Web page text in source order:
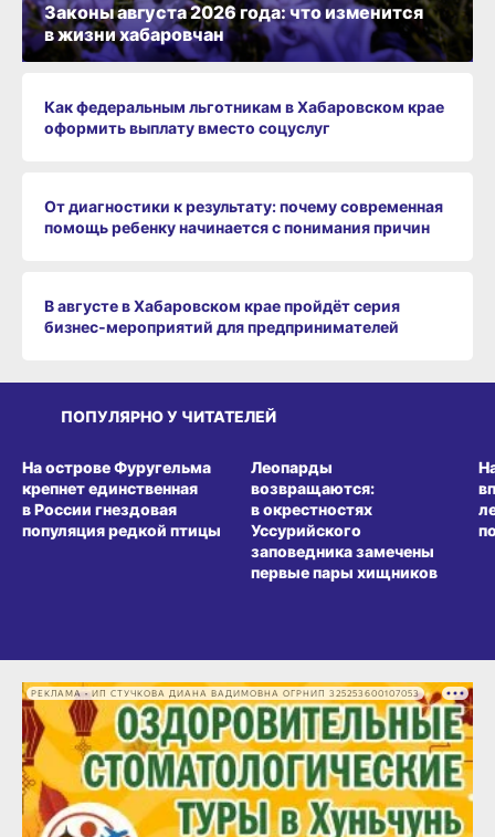
Как федеральным льготникам в Хабаровском крае
оформить выплату вместо соцуслуг
От диагностики к результату: почему современная
помощь ребенку начинается с понимания причин
В августе в Хабаровском крае пройдёт серия
бизнес‑мероприятий для предпринимателей
Законы августа 2026 года: что изменится
в жизни хабаровчан
ПОПУЛЯРНО У ЧИТАТЕЛЕЙ
На острове Фуругельма
крепнет единственная
в России гнездовая
популяция редкой птицы
Леопарды
возвращаются:
в окрестностях
Уссурийского
заповедника замечены
первые пары хищников
РЕКЛАМА • ИП СТУЧКОВА ДИАНА ВАДИМОВНА ОГРНИП 325253600107053